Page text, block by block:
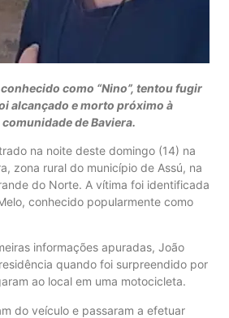
como “Nino”, tentou fugir
alcançado e morto próximo à
de Baviera.
na noite deste domingo (14) na
zona rural do município de Assú, na
do Norte. A vítima foi identificada
conhecido popularmente como
informações apuradas, João
quando foi surpreendido por
ao local em uma motocicleta.
do veículo e passaram a efetuar